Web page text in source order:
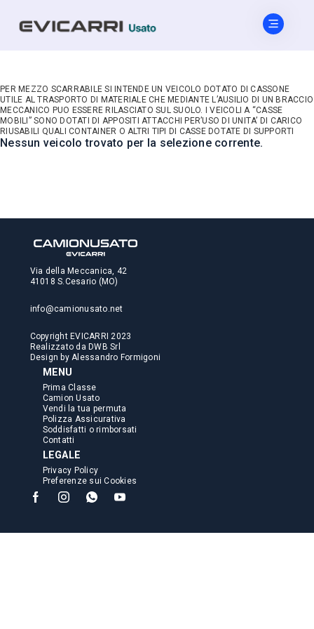
PER MEZZO SCARRABILE SI INTENDE UN VEICOLO DOTATO DI CASSONE
UTILE AL TRASPORTO DI MATERIALE CHE MEDIANTE L’AUSILIO DI UN BRACCIO
MECCANICO PUO ESSERE RILASCIATO SUL SUOLO. I VEICOLI A “CASSE
MOBILI” SONO DOTATI DI APPOSITI ATTACCHI PER’USO DI UNITA’ DI CARICO
RIUSABILI QUALI CONTAINER O ALTRI TIPI DI CASSE DOTATE DI SUPPORTI
Nessun veicolo trovato per la selezione corrente.
Via della Meccanica, 42
41018 S.Cesario (MO)
info@camionusato.net
Copyright EVICARRI 2023
Realizzato da DWB Srl
Design byAlessandro Formigoni
MENU
Prima Classe
Camion Usato
Vendi la tua permuta
Polizza Assicurativa
Soddisfatti o rimborsati
Contatti
LEGALE
Privacy Policy
Preferenze sui Cookies